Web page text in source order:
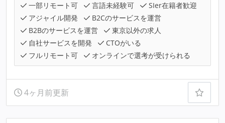
一部リモート可 言語未経験可
SIer在籍者歓迎
アジャイル開発
B2Cのサービスを運営
B2Bのサービスを運営
東京以外の求人
自社サービスを開発
CTOがいる
フルリモート可
オンラインで選考が受けられる
4ヶ月前更新